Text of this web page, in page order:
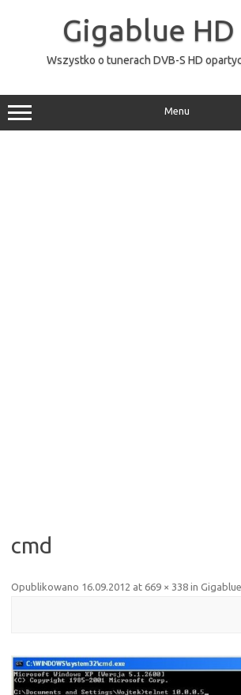
Gigablue HD
Wszystko o tunerach DVB-S HD
Menu
cmd
Opublikowano 16.09.2012 at 669 × 338 in